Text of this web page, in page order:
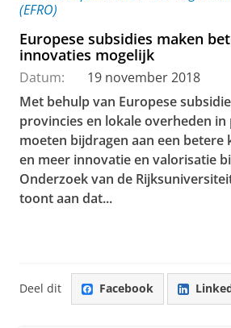
Europese subsidies maken
innovaties mogelijk
Datum:
19 november 2018
Met behulp van Europese
provincies en lokale overheden
moeten bijdragen aan een betere
en meer innovatie en valorisatie
Onderzoek van de
toont aan dat...
Deel dit Facebook